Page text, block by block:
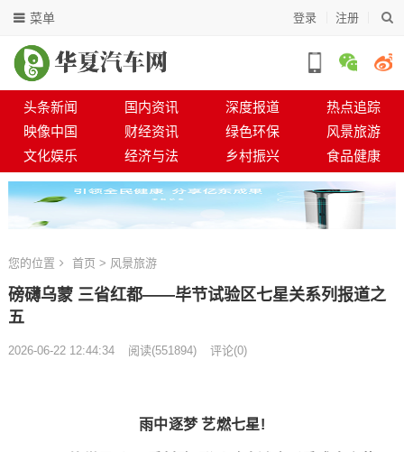
登录 注册
菜单
头条新闻 国内资讯 深度报道
热点追踪
映像中国
财经资讯 绿色环保
风景旅游
文化娱乐
经济与法 乡村振兴 食品健康
您的位置 首页 > 风景旅游
磅礴乌蒙 三省红都——毕节试验区七星关系列报道之
五
2026-06-22 12:44:34 阅读(551894) 评论(0)
雨中逐梦 艺燃七星!